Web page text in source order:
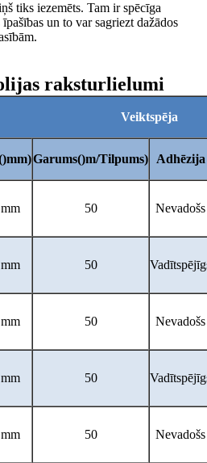
tiks iezemēts. Tam ir spēcīga
un to var sagriezt dažādos
raksturlielumi
Veiktspēja
mm)Garums()m/Tilpums) Adhēzija
50 Nevadošs
50
50 Nevadošs
50
50 Nevadošs